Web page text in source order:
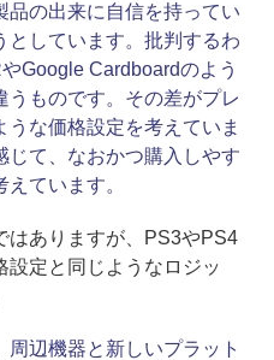
品の出来に自信を持ってい
としています。批判するわ
Google Cardboardのよう
うものです。その差がプレ
うな価格設定を考えていま
じて、なおかつ購入しやす
ています。
はありますが、PS3やPS4
設定と同じようなロジッ
周辺機器と新しいプラット